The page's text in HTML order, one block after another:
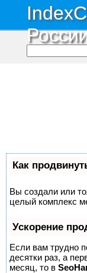
Как
Вы создали или
целый комплекс
Ускорение
Если вам трудно
десятки раз, а
месяц, то в